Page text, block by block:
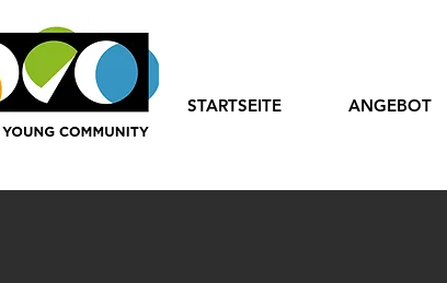
STARTSEITE ANGEBOT